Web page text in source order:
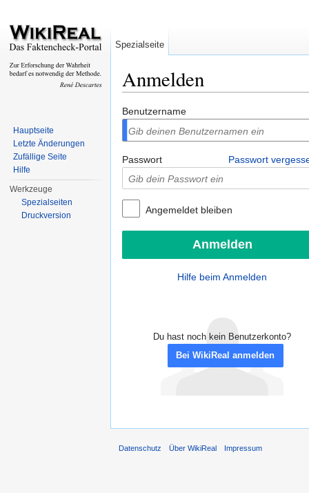
Anmelden
Benutzername
Passwort Passwort
Angemeldet bleiben
Hilfe beim Anmelden
Du hast noch kein Benutzerkonto?
Bei WikiReal anmelden
Spezialseite
Hauptseite
Letzte Änderungen
Zufällige Seite
Hilfe
Werkzeuge
Spezialseiten
Druckversion
Datenschutz Über WikiReal Impressum